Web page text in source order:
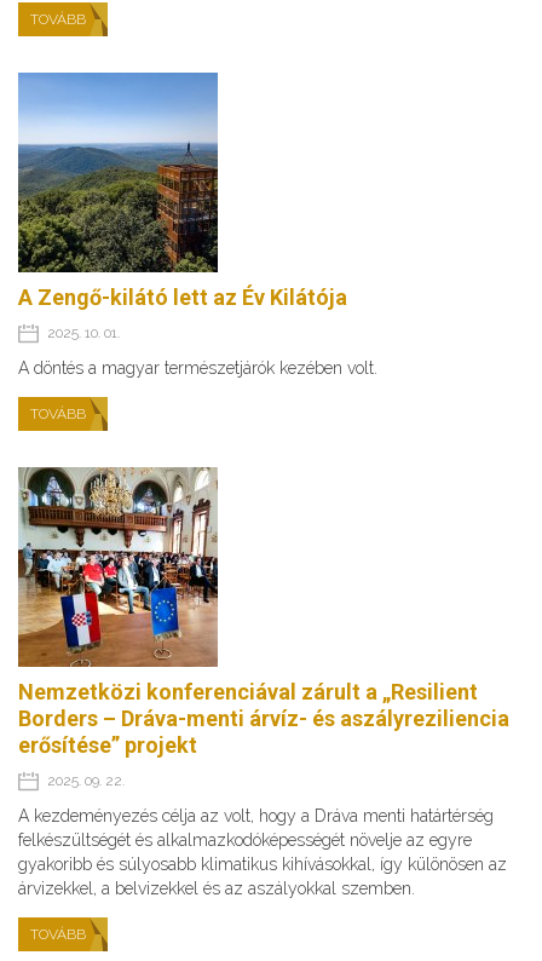
TOVÁBB
A Zengő-kilátó lett az Év Kilátója
2025. 10. 01.
A döntés a magyar természetjárók kezében volt.
TOVÁBB
Nemzetközi konferenciával zárult a „Resilient
Borders – Dráva-menti árvíz- és aszályreziliencia
erősítése” projekt
2025. 09. 22.
A kezdeményezés célja az volt, hogy a Dráva menti határtérség
felkészültségét és alkalmazkodóképességét növelje az egyre
gyakoribb és súlyosabb klimatikus kihívásokkal, így különösen az
árvizekkel, a belvizekkel és az aszályokkal szemben.
TOVÁBB